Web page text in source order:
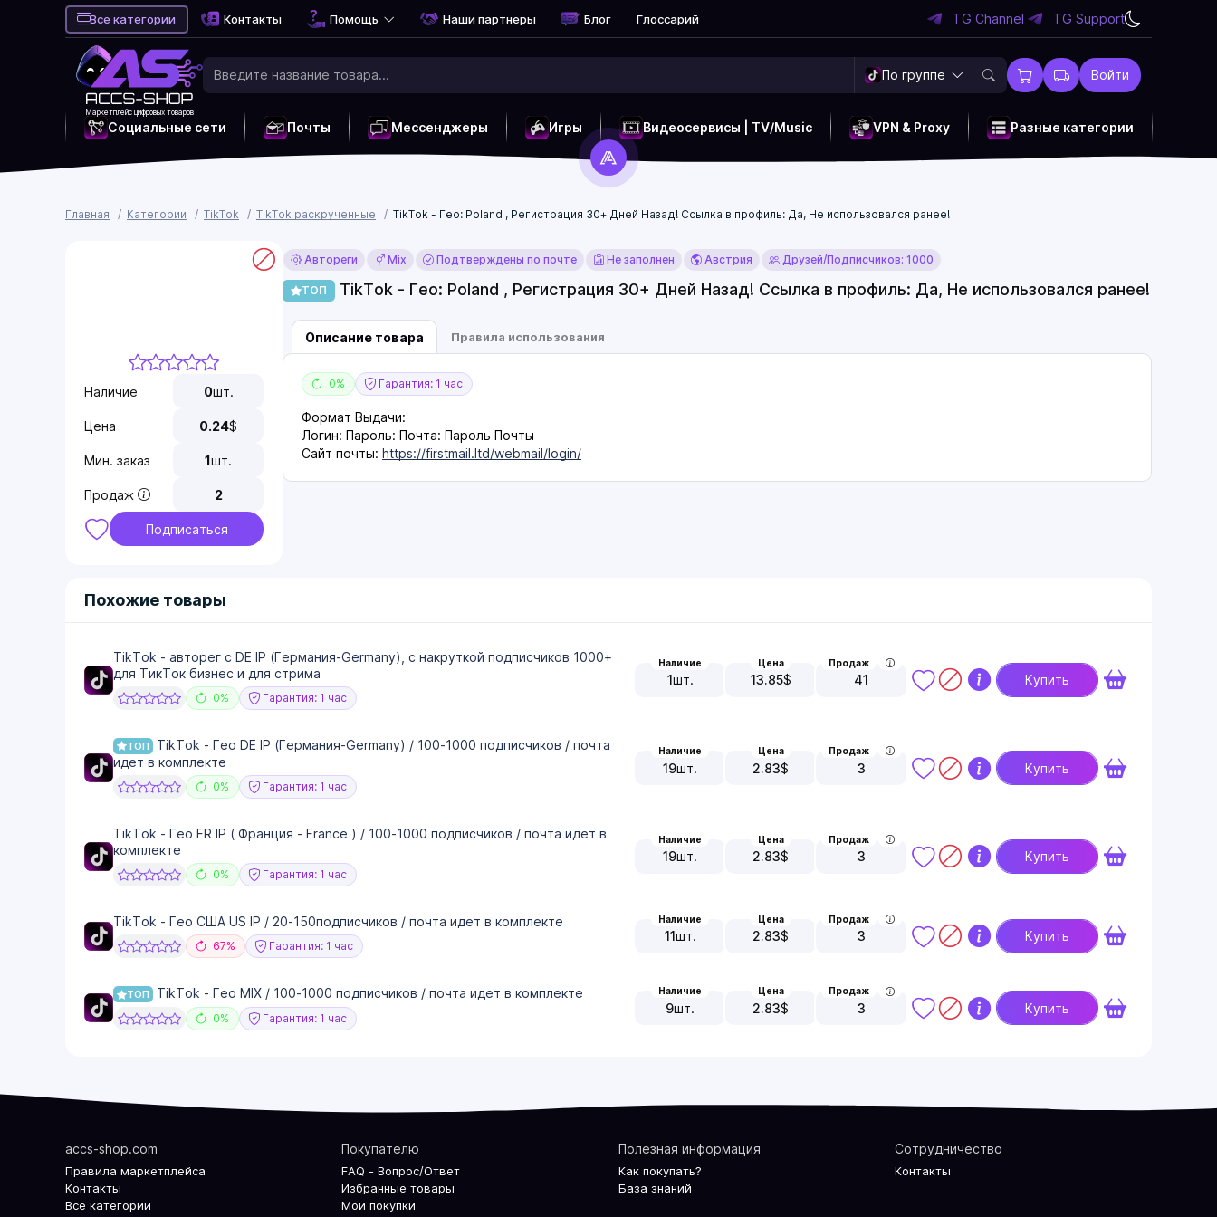
Все категории Контакты Помощь Наши партнеры Блог Глоссарий TG Channel TG Support
Маркетплейс цифровых товаров
По группе Войти
Социальные сети Почты Мессенджеры Игры Видеосервисы | TV/Music VPN & Proxy Разные категории
Главная Категории TikTok TikTok раскрученные TikTok - Гео: Poland , Регистрация 30+ Дней Назад! Ссылка в профиль: Да, Не использовался ранее!
Наличие 0шт.
Цена 0.24$
Мин. заказ 1шт.
Продаж 2
Подписаться
Автореги Mix Подтверждены по почте Не заполнен Австрия Друзей/Подписчиков: 1000
ТОП TikTok - Гео: Poland , Регистрация 30+ Дней Назад! Ссылка в профиль: Да, Не использовался ранее!
Описание товара Правила использования
0% Гарантия: 1 час
Формат Выдачи:
Логин: Пароль: Почта: Пароль Почты
Сайт почты: https://firstmail.ltd/webmail/login/
Похожие товары
TikTok - авторег с DE IP (Германия-Germany), с накруткой подписчиков 1000+
для ТикТок бизнес и для стрима
0% Гарантия: 1 час
Наличие
1шт.
Цена
13.85$
Продаж
41 Купить
ТОП
TikTok - Гео DE IP (Германия-Germany) / 100-1000 подписчиков / почта
идет в комплекте
0% Гарантия: 1 час
Наличие
19шт.
Цена
2.83$
Продаж
3 Купить
TikTok - Гео FR IP ( Франция - France ) / 100-1000 подписчиков / почта идет в
комплекте
0% Гарантия: 1 час
Наличие
19шт.
Цена
2.83$
Продаж
3 Купить
TikTok - Гео США US IP / 20-150подписчиков / почта идет в комплекте
67% Гарантия: 1 час
Наличие
11шт.
Цена
2.83$
Продаж
3 Купить
ТОП TikTok - Гео MIX / 100-1000 подписчиков / почта идет в комплекте
0% Гарантия: 1 час
Наличие
9шт.
Цена
2.83$
Продаж
3 Купить
accs-shop.com
Правила маркетплейса
Контакты
Все категории
Покупателю
FAQ - Вопрос/Ответ
Избранные товары
Мои покупки
Полезная информация
Как покупать?
База знаний
Сотрудничество
Контакты